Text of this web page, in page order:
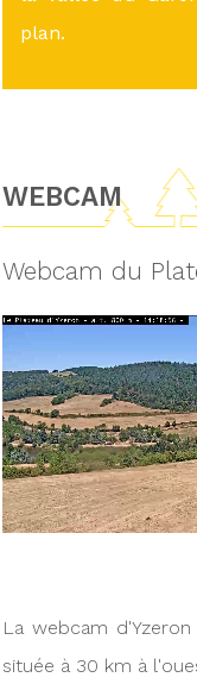
plan.
WEBCAM
Webcam du
La webcam
située à 30 km à